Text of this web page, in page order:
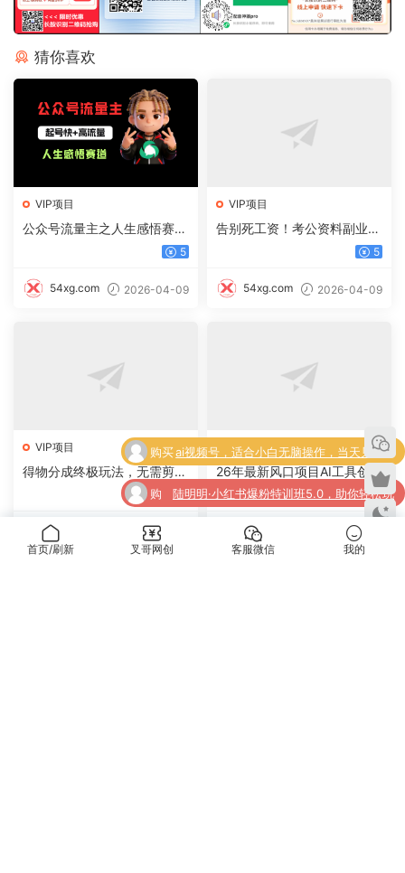
猜你喜欢
VIP项目
公众号流量主之人生感悟赛
道，起号快+高流量，单日阅5
54xg.com 2026-04-09
VIP项目
告别死工资！考公资料副业，
一单 100，日入过千不是梦 5
54xg.com 2026-04-09
VIP项目
得物分成终极玩法，无需剪
辑，只需上传视频即可
5
54xg.com 2026-04-09
VIP项目
26年最新风口项目AI工具创作
写小说，轻松实现日入1000+
5
54xg.com 2026-04-07
首页/刷新 叉哥网创 客服微信 我的
购买
了
ai视频号，适合小白无脑操作，当天见收
益，轻松日入500+
购
了
陆明明·小红书爆粉特训班5.0，助你轻松玩
转小红书平台价值1380元
购买
了
《全案成交100》全案全流程4段25步100
招，操作班